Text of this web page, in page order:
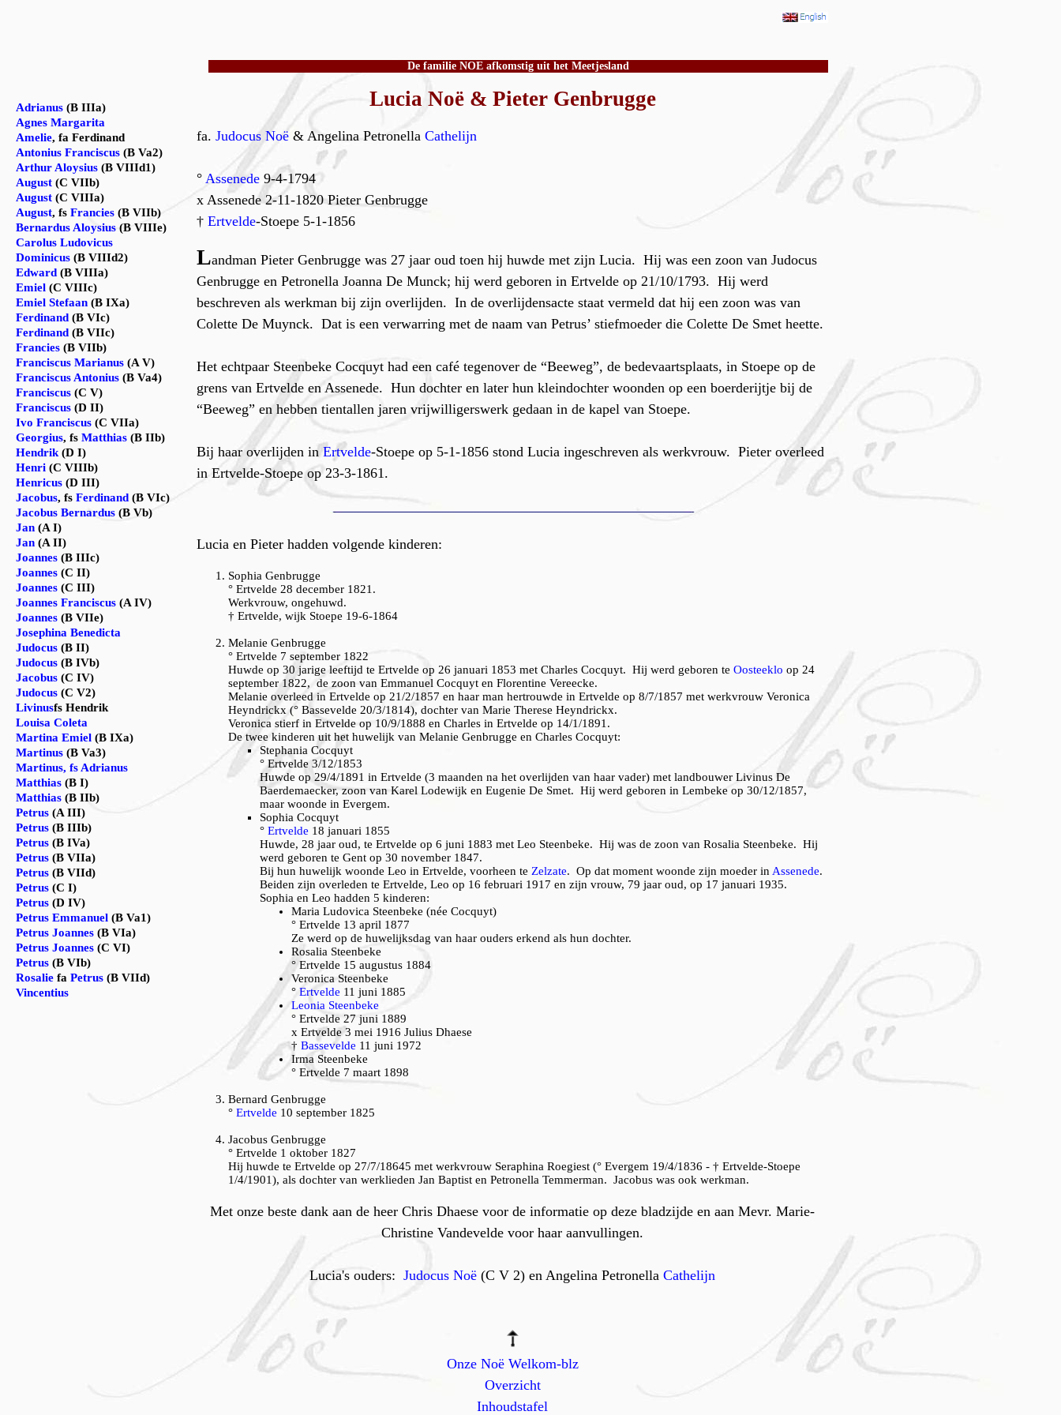
De familie NOE afkomstig uit het Meetjesland
Lucia Noë & Pieter Genbrugge
fa.Judocus Noë & Angelina PetronellaCathelijn
°Assenede 9-4-1794
x Assenede 2-11-1820 Pieter Genbrugge
†Ertvelde-Stoepe 5-1-1856
Landman Pieter Genbrugge was 27 jaar oud toen hij huwde met zijn Lucia. Hij was een zoon van Judocus
Genbrugge en Petronella Joanna De Munck; hij werd geboren in Ertvelde op 21/10/1793. Hij werd
beschreven als werkman bij zijn overlijden. In de overlijdensacte staat vermeld dat hij een zoon was van
Colette De Muynck. Dat is een verwarring met de naam van Petrus’ stiefmoeder die Colette De Smet heette.
Het echtpaar Steenbeke Cocquyt had een café tegenover de “Beeweg”, de bedevaartsplaats, in Stoepe op de
grens van Ertvelde en Assenede. Hun dochter en later hun kleindochter woonden op een boerderijtje bij de
“Beeweg” en hebben tientallen jaren vrijwilligerswerk gedaan in de kapel van Stoepe.
Bij haar overlijden inErtvelde-Stoepe op 5-1-1856 stond Lucia ingeschreven als werkvrouw. Pieter overleed
in Ertvelde-Stoepe op 23-3-1861.
Lucia en Pieter hadden volgende kinderen:
Sophia Genbrugge
° Ertvelde 28 december 1821.
Werkvrouw, ongehuwd.
† Ertvelde, wijk Stoepe 19-6-1864
Melanie Genbrugge
° Ertvelde 7 september 1822
Huwde op 30 jarige leeftijd te Ertvelde op 26 januari 1853 met Charles Cocquyt. Hij werd geboren teOosteeklo op 24
september 1822, de zoon van Emmanuel Cocquyt en Florentine Vereecke.
Melanie overleed in Ertvelde op 21/2/1857 en haar man hertrouwde in Ertvelde op 8/7/1857 met werkvrouw Veronica
Heyndrickx (° Bassevelde 20/3/1814), dochter van Marie Therese Heyndrickx.
Veronica stierf in Ertvelde op 10/9/1888 en Charles in Ertvelde op 14/1/1891.
De twee kinderen uit het huwelijk van Melanie Genbrugge en Charles Cocquyt:
Stephania Cocquyt
° Ertvelde 3/12/1853
Huwde op 29/4/1891 in Ertvelde (3 maanden na het overlijden van haar vader) met landbouwer Livinus De
Baerdemaecker, zoon van Karel Lodewijk en Eugenie De Smet. Hij werd geboren in Lembeke op 30/12/1857,
maar woonde in Evergem.
Sophia Cocquyt
°Ertvelde 18 januari 1855
Huwde, 28 jaar oud, te Ertvelde op 6 juni 1883 met Leo Steenbeke. Hij was de zoon van Rosalia Steenbeke. Hij
werd geboren te Gent op 30 november 1847.
Bij hun huwelijk woonde Leo in Ertvelde, voorheen teZelzate. Op dat moment woonde zijn moeder inAssenede.
Beiden zijn overleden te Ertvelde, Leo op 16 februari 1917 en zijn vrouw, 79 jaar oud, op 17 januari 1935.
Sophia en Leo hadden 5 kinderen:
Maria Ludovica Steenbeke (née Cocquyt)
° Ertvelde 13 april 1877
Ze werd op de huwelijksdag van haar ouders erkend als hun dochter.
Rosalia Steenbeke
° Ertvelde 15 augustus 1884
Veronica Steenbeke
°Ertvelde 11 juni 1885
Leonia Steenbeke
° Ertvelde 27 juni 1889
x Ertvelde 3 mei 1916 Julius Dhaese
†Bassevelde 11 juni 1972
Irma Steenbeke
° Ertvelde 7 maart 1898
Bernard Genbrugge
°Ertvelde 10 september 1825
Jacobus Genbrugge
° Ertvelde 1 oktober 1827
Hij huwde te Ertvelde op 27/7/18645 met werkvrouw Seraphina Roegiest (° Evergem 19/4/1836 - † Ertvelde-Stoepe
1/4/1901), als dochter van werklieden Jan Baptist en Petronella Temmerman. Jacobus was ook werkman.
Met onze beste dank aan de heer Chris Dhaese voor de informatie op deze bladzijde en aan Mevr. Marie-
Christine Vandevelde voor haar aanvullingen.
Lucia's ouders:Judocus Noë (C V 2) en Angelina PetronellaCathelijn
Onze Noë Welkom-blz
Overzicht
Inhoudstafel
Adrianus (B IIIa)
Agnes Margarita
Amelie, fa Ferdinand
Antonius Franciscus (B Va2)
Arthur Aloysius (B VIIId1)
August (C VIIb)
August (C VIIIa)
August, fs Francies (B VIIb)
Bernardus Aloysius (B VIIIe)
Carolus Ludovicus
Dominicus (B VIIId2)
Edward (B VIIIa)
Emiel (C VIIIc)
Emiel Stefaan (B IXa)
Ferdinand (B VIc)
Ferdinand (B VIIc)
Francies (B VIIb)
Franciscus Marianus (A V)
Franciscus Antonius (B Va4)
Franciscus (C V)
Franciscus (D II)
Ivo Franciscus (C VIIa)
Georgius, fs Matthias (B IIb)
Hendrik (D I)
Henri (C VIIIb)
Henricus (D III)
Jacobus, fs Ferdinand (B VIc)
Jacobus Bernardus (B Vb)
Jan (A I)
Jan (A II)
Joannes (B IIIc)
Joannes (C II)
Joannes (C III)
Joannes Franciscus (A IV)
Joannes (B VIIe)
Josephina Benedicta
Judocus (B II)
Judocus (B IVb)
Jacobus (C IV)
Judocus (C V2)
Livinusfs Hendrik
Louisa Coleta
Martina Emiel (B IXa)
Martinus (B Va3)
Martinus, fs Adrianus
Matthias (B I)
Matthias (B IIb)
Petrus (A III)
Petrus (B IIIb)
Petrus (B IVa)
Petrus (B VIIa)
Petrus (B VIId)
Petrus (C I)
Petrus (D IV)
Petrus Emmanuel (B Va1)
Petrus Joannes (B VIa)
Petrus Joannes (C VI)
Petrus (B VIb)
Rosalie fa Petrus (B VIId)
Vincentius